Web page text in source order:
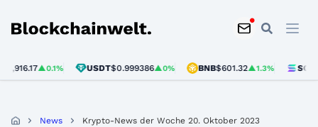
Blockchainwelt
▲0.1% USDT$0.999386▲0% BNB$601.32▲1.3% SOL$75.95
News Krypto-News der Woche 20. Oktober 2023